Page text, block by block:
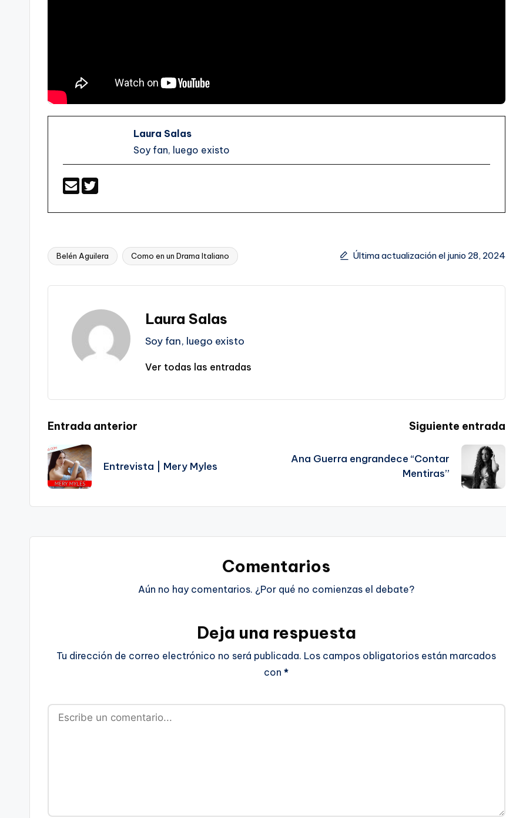
Laura Salas
Soy fan, luego existo
Etiquetas:
Belén Aguilera Como en un Drama Italiano Última actualización el junio 28, 2024
Laura Salas
Soy fan, luego existo
Ver todas las entradas
Navegación
de
entradas
Entrada anterior
Entrevista | Mery Myles
Siguiente entrada
Ana Guerra engrandece “Contar
Mentiras”
Comentarios
Aún no hay comentarios. ¿Por qué no comienzas el debate?
Deja una respuesta
Tu dirección de correo electrónico no será publicada. Los campos obligatorios están marcados
con*